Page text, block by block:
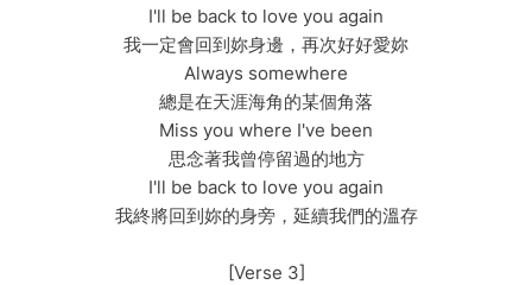
I'll be back to love you again
我一定會回到妳身邊，再次好好愛妳
Always somewhere
總是在天涯海角的某個角落
Miss you where I've been
思念著我曾停留過的地方
I'll be back to love you again
我終將回到妳的身旁，延續我們的溫存
[Verse 3]